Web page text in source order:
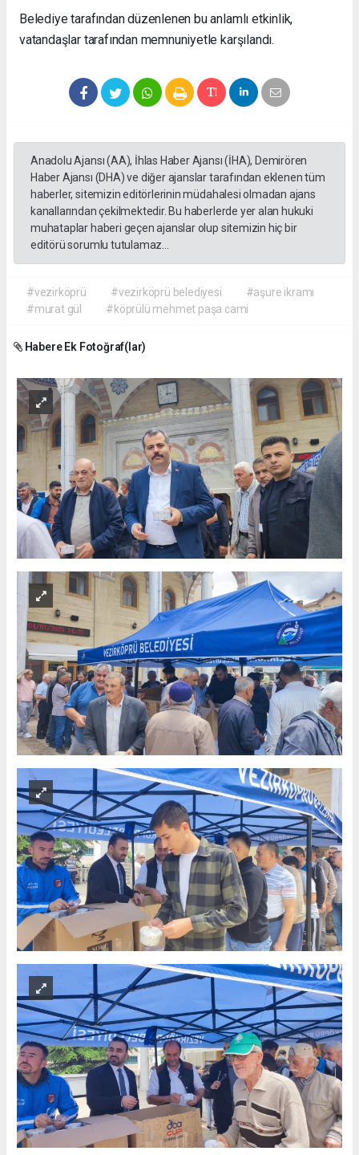
Belediye tarafından düzenlenen bu anlamlı etkinlik,
vatandaşlar tarafından memnuniyetle karşılandı.
Anadolu Ajansı (AA), İhlas Haber Ajansı (İHA), Demirören
Haber Ajansı (DHA) ve diğer ajanslar tarafından eklenen tüm
haberler, sitemizin editörlerinin müdahalesi olmadan ajans
kanallarından çekilmektedir. Bu haberlerde yer alan hukuki
muhataplar haberi geçen ajanslar olup sitemizin hiç bir
editörü sorumlu tutulamaz...
#vezirköprü #vezirköprü belediyesi
#aşure ikramı
#murat gül
#köprülü mehmet paşa cami
Habere Ek Fotoğraf(lar)